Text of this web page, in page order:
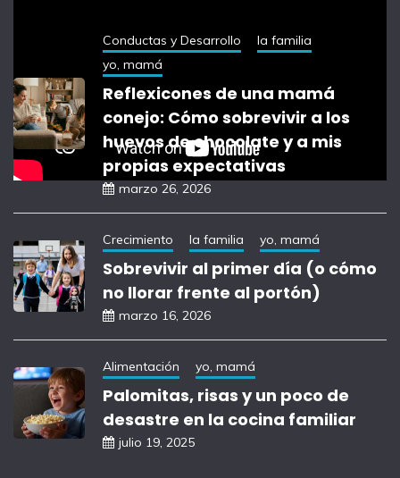
Conductas y Desarrollo
la familia
yo, mamá
Reflexicones de una mamá
conejo: Cómo sobrevivir a los
huevos de chocolate y a mis
propias expectativas
marzo 26, 2026
Crecimiento la familia yo, mamá
Sobrevivir al primer día (o cómo
no llorar frente al portón)
marzo 16, 2026
Alimentación yo, mamá
Palomitas, risas y un poco de
desastre en la cocina familiar
julio 19, 2025